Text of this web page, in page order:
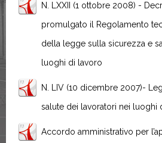
N. LXXII (1 ottobre 2008) -
promulgato il Regolamento
della legge sulla sicurezza e
luoghi di lavoro
N. LIV (10 dicembre 2007)-
salute dei lavoratori nei luoghi
Accordo amministrativo per